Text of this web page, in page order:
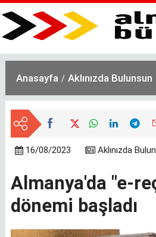
Ana
içeriğe
Anasayfa Aklınızda Bulunsun
16/08/2023 Aklınızda
Almanya'da "e-
dönemi başladı